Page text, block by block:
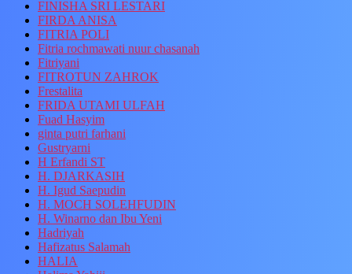
FINISHA SRI LESTARI
FIRDA ANISA
FITRIA POLI
Fitria rochmawati nuur chasanah
Fitriyani
FITROTUN ZAHROK
Frestalita
FRIDA UTAMI ULFAH
Fuad Hasyim
ginta putri farhani
Gustryarni
H Erfandi ST
H. DJARKASIH
H. Igud Saepudin
H. MOCH SOLEHFUDIN
H. Winarno dan Ibu Yeni
Hadriyah
Hafizatus Salamah
HALIA